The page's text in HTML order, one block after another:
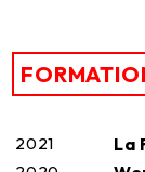
2021 La